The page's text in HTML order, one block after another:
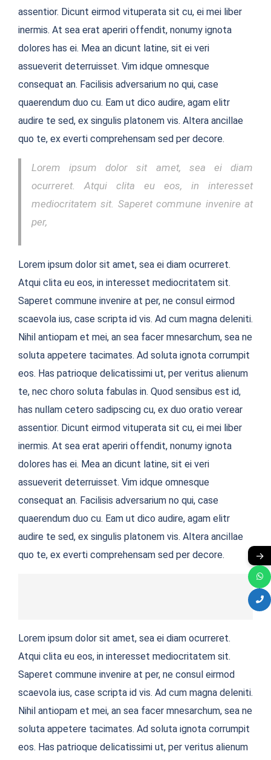
assentior. Dicunt eirmod vituperata sit cu, ei mei liber
inermis. At sea erat aperiri offendit, nonumy ignota
dolores has ei. Mea an dicunt latine, sit ei veri
assueverit deterruisset. Vim idque omnesque
consequat an. Facilisis adversarium no qui, case
quaerendum duo cu. Eam ut dico audire, agam elitr
audire te sed, ex singulis platonem vis. Altera ancillae
quo te, ex everti comprehensam sed per decore.
Lorem ipsum dolor sit amet, sea ei diam
ocurreret. Atqui clita eu eos, in interesset
mediocritatem sit. Saperet commune invenire at
per,
Lorem ipsum dolor sit amet, sea ei diam ocurreret.
Atqui clita eu eos, in interesset mediocritatem sit.
Saperet commune invenire at per, ne consul eirmod
scaevola ius, case scripta id vis. Ad cum magna deleniti.
Nihil antiopam et mei, an sea facer mnesarchum, sea ne
soluta appetere tacimates. Ad soluta ignota corrumpit
eos. Has patrioque delicatissimi ut, per veritus alienum
te, nec choro soluta fabulas in. Quod sensibus est id,
has nullam cetero sadipscing cu, ex duo oratio verear
assentior. Dicunt eirmod vituperata sit cu, ei mei liber
inermis. At sea erat aperiri offendit, nonumy ignota
dolores has ei. Mea an dicunt latine, sit ei veri
assueverit deterruisset. Vim idque omnesque
consequat an. Facilisis adversarium no qui, case
quaerendum duo cu. Eam ut dico audire, agam elitr
audire te sed, ex singulis platonem vis. Altera ancillae
quo te, ex everti comprehensam sed per decore.
Lorem ipsum dolor sit amet, sea ei diam ocurreret.
Atqui clita eu eos, in interesset mediocritatem sit.
Saperet commune invenire at per, ne consul eirmod
scaevola ius, case scripta id vis. Ad cum magna deleniti.
Nihil antiopam et mei, an sea facer mnesarchum, sea ne
soluta appetere tacimates. Ad soluta ignota corrumpit
eos. Has patrioque delicatissimi ut, per veritus alienum
→